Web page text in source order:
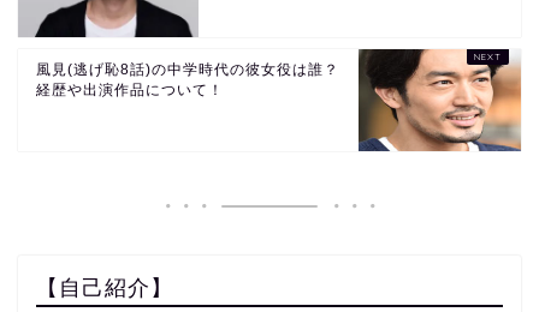
風見(逃げ恥8話)の中学時代の彼女役は誰？
経歴や出演作品について！
【自己紹介】